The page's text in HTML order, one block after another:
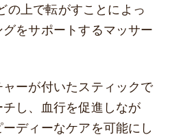
上で転がすことによっ
をサポートするマッサー
ーが付いたスティックで
し、血行を促進しなが
ディーなケアを可能にし